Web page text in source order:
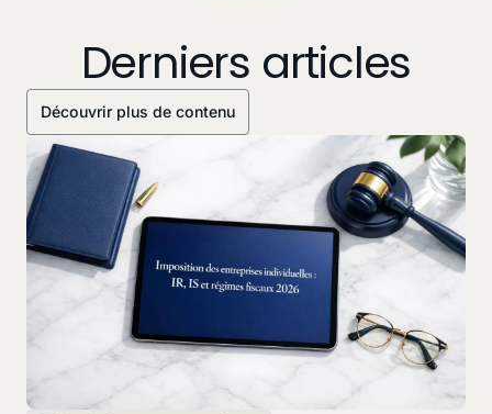
Derniers articles
Découvrir plus de contenu